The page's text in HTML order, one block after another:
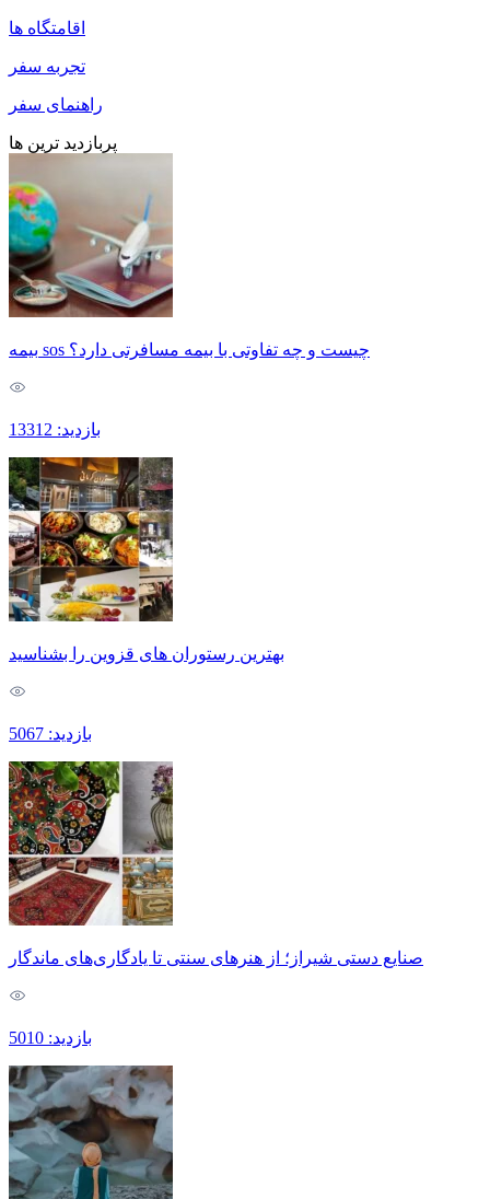
اقامتگاه ها
تجربه سفر
راهنمای سفر
پربازدید ترین ها
بیمه sos چیست و چه تفاوتی با بیمه مسافرتی دارد؟
بازدید: 13312
بهترین رستوران های قزوین را بشناسید
بازدید: 5067
صنایع دستی شیراز؛ از هنرهای سنتی تا یادگاری‌های ماندگار
بازدید: 5010